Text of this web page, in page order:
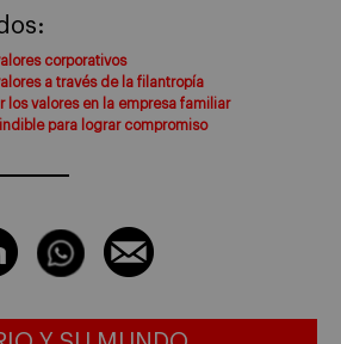
corporativos
a través de la filantropía
los valores en la empresa familiar
para lograr compromiso